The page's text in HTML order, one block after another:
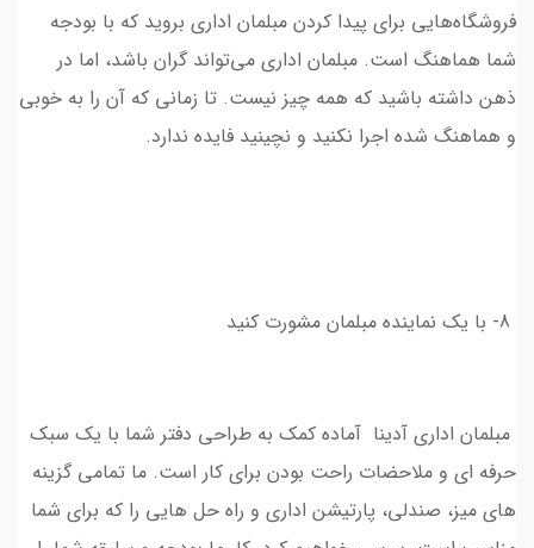
فروشگاه‌هایی برای پیدا کردن مبلمان اداری بروید که با بودجه
شما هماهنگ است. مبلمان اداری می‌تواند گران باشد، اما در
ذهن داشته باشید که همه چیز نیست. تا زمانی که آن را به خوبی
و هماهنگ شده اجرا نکنید و نچینید فایده ندارد.
مبلمان اداری آدینا آماده کمک به طراحی دفتر شما با یک سبک
حرفه ای و ملاحضات راحت بودن برای کار است. ما تمامی گزینه
های میز، صندلی، پارتیشن اداری و راه حل هایی را که برای شما